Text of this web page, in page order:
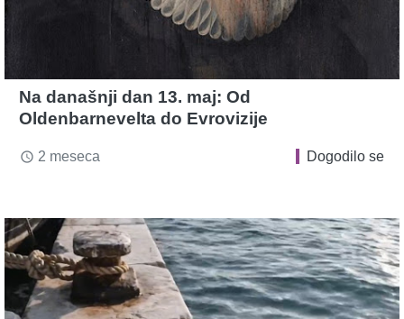
Na današnji dan 13. maj: Od
Oldenbarnevelta do Evrovizije
access_time 2 meseca Dogodilo se